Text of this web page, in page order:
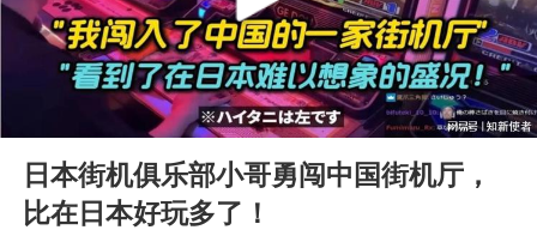
香港高温刷新历史纪录
女子发现前夫婚内与第三者育子
王艺迪无缘横滨赛决赛
2025年小学教师减少13.19万
Play
20:45
日本街机俱乐部小哥勇闯中国街机厅，
比在日本好玩多了！